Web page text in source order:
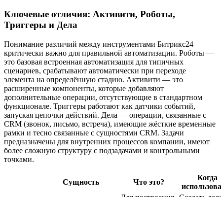
Ключевые отличия: Активити, Роботы,
Триггеры и Дела
Понимание различий между инструментами Битрикс24
критически важно для правильной автоматизации. Роботы —
это базовая встроенная автоматизация для типичных
сценариев, срабатывают автоматически при переходе
элемента на определённую стадию. Активити — это
расширенные компоненты, которые добавляют
дополнительные операции, отсутствующие в стандартном
функционале. Триггеры работают как датчики событий,
запуская цепочки действий. Дела — операции, связанные с
CRM (звонок, письмо, встреча), имеющие жёсткие временные
рамки и тесно связанные с сущностями CRM. Задачи
предназначены для внутренних процессов компании, имеют
более сложную структуру с подзадачами и контрольными
точками.
Сущность Что это?
Когда